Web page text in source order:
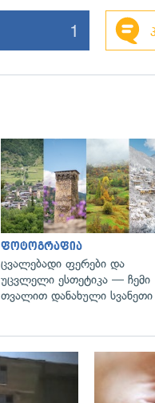
1
ფოტოგრაფია
ცვალებადი ფერები და
უცვლელი ესთეტიკა — ჩემი
თვალით დანახული სვანეთი